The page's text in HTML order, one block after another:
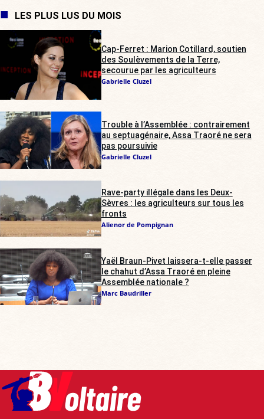
LES PLUS LUS DU MOIS
Cap-Ferret : Marion Cotillard, soutien
des Soulèvements de la Terre,
secourue par les agriculteurs
Gabrielle Cluzel
Trouble à l’Assemblée : contrairement
au septuagénaire, Assa Traoré ne sera
pas poursuivie
Gabrielle Cluzel
Rave-party illégale dans les Deux-
Sèvres : les agriculteurs sur tous les
fronts
Alienor de Pompignan
Yaël Braun-Pivet laissera-t-elle passer
le chahut d’Assa Traoré en pleine
Assemblée nationale ?
Marc Baudriller